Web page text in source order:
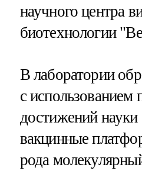
научного центра
биотехнологии
В лаборатории
с использованием
достижений науки
вакцинные
рода